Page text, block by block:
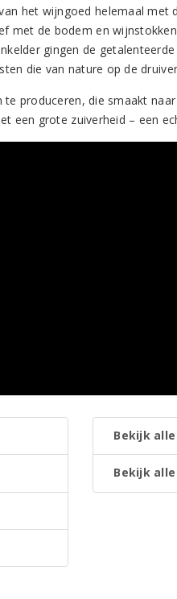
het wijngoed helemaal met
met de bodem en
gingen de
die van nature op de
produceren, die smaakt
een grote zuiverheid – een
Bekijk
Bekijk alle